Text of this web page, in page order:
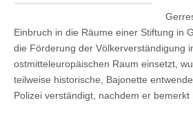
Einbruch in die Räume einer Stiftung in
die Förderung der Völkerverständigung
ostmitteleuropäischen Raum einsetzt,
teilweise historische, Bajonette
Polizei verständigt, nachdem er bemerkt